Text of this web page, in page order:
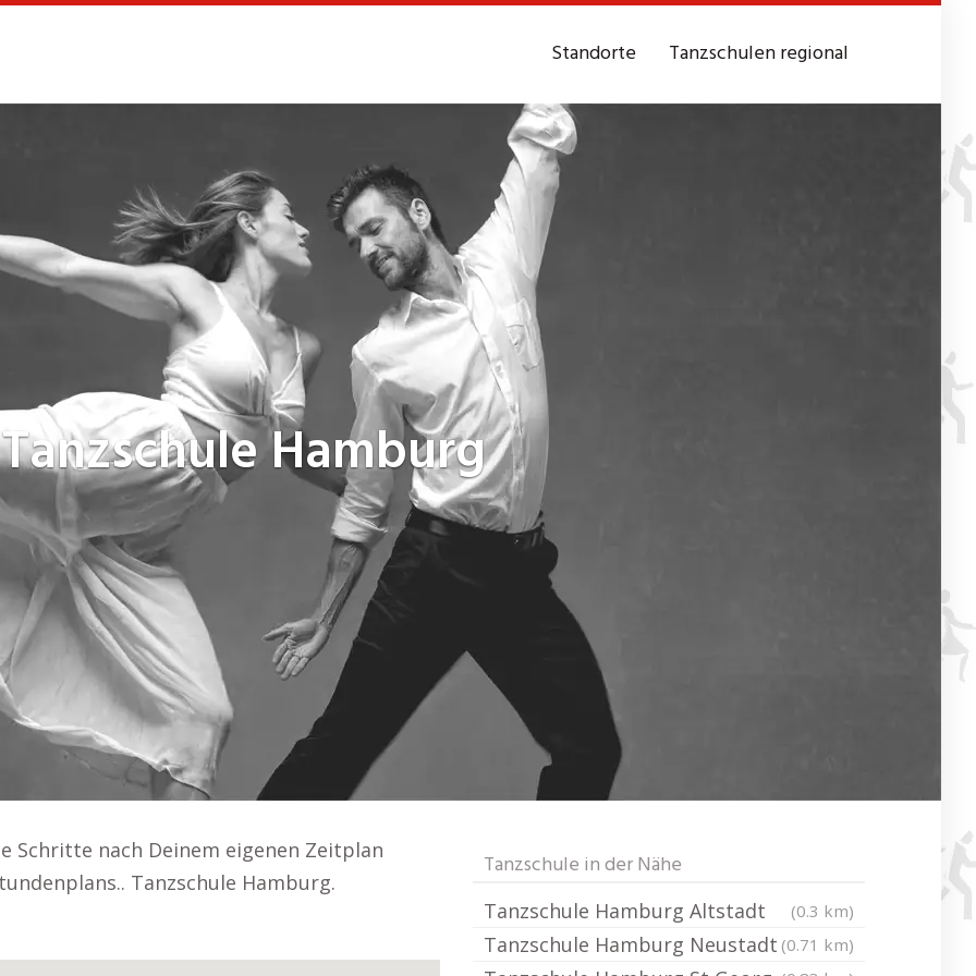
Standorte Tanzschulen regional
TanzschuleHamburg
Schritte nach Deinem eigenen Zeitplan
Tanzschule Hamburg.
Tanzschule in der Nähe
Tanzschule Hamburg Altstadt (0.3 km)
Tanzschule Hamburg Neustadt (0.71 km)